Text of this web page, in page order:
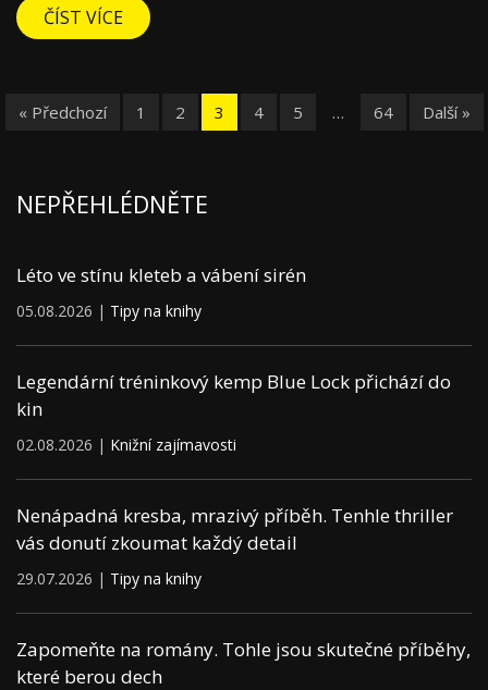
ČÍST VÍCE
« Předchozí 1 2 3 4 5 … 64 Další »
NEPŘEHLÉDNĚTE
Léto ve stínu kleteb a vábení sirén
05.08.2026 | Tipy na knihy
Legendární tréninkový kemp Blue Lock přichází do
kin
02.08.2026 | Knižní zajímavosti
Nenápadná kresba, mrazivý příběh. Tenhle thriller
vás donutí zkoumat každý detail
29.07.2026 | Tipy na knihy
Zapomeňte na romány. Tohle jsou skutečné příběhy,
které berou dech